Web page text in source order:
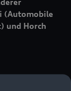
(Automobile
und Horch